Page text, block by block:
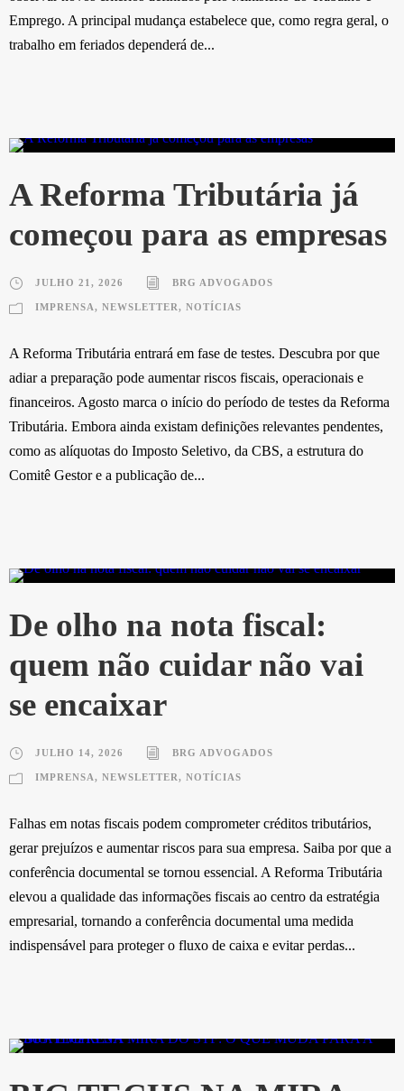
Emprego. A principal mudança estabelece que, como regra geral, o
trabalho em feriados dependerá de...
A Reforma Tributária já
começou para as empresas
JULHO 21, 2026 BRG ADVOGADOS
IMPRENSA, NEWSLETTER, NOTÍCIAS
A Reforma Tributária entrará em fase de testes. Descubra por que
adiar a preparação pode aumentar riscos fiscais, operacionais e
financeiros. Agosto marca o início do período de testes da Reforma
Tributária. Embora ainda existam definições relevantes pendentes,
como as alíquotas do Imposto Seletivo, da CBS, a estrutura do
Comitê Gestor e a publicação de...
De olho na nota fiscal:
quem não cuidar não vai
se encaixar
JULHO 14, 2026 BRG ADVOGADOS
IMPRENSA, NEWSLETTER, NOTÍCIAS
Falhas em notas fiscais podem comprometer créditos tributários,
gerar prejuízos e aumentar riscos para sua empresa. Saiba por que a
conferência documental se tornou essencial. A Reforma Tributária
elevou a qualidade das informações fiscais ao centro da estratégia
empresarial, tornando a conferência documental uma medida
indispensável para proteger o fluxo de caixa e evitar perdas...